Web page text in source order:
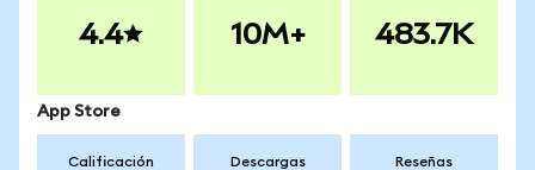
4.4 10M+ 483.7K
App Store
Calificación Descargas Reseñas